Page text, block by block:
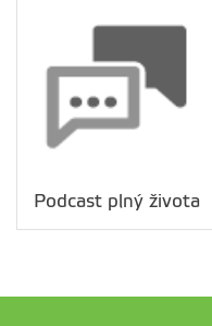
Podcast plný života